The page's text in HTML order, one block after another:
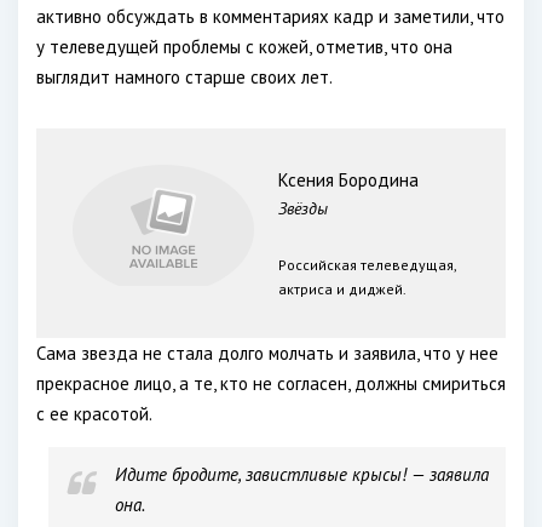
активно обсуждать в комментариях кадр и заметили, что
у телеведущей проблемы с кожей, отметив, что она
выглядит намного старше своих лет.
Ксения Бородина
Звёзды
Российская телеведущая,
актриса и диджей.
Сама звезда не стала долго молчать и заявила, что у нее
прекрасное лицо, а те, кто не согласен, должны смириться
с ее красотой.
Идите бродите, завистливые крысы! — заявила
она.